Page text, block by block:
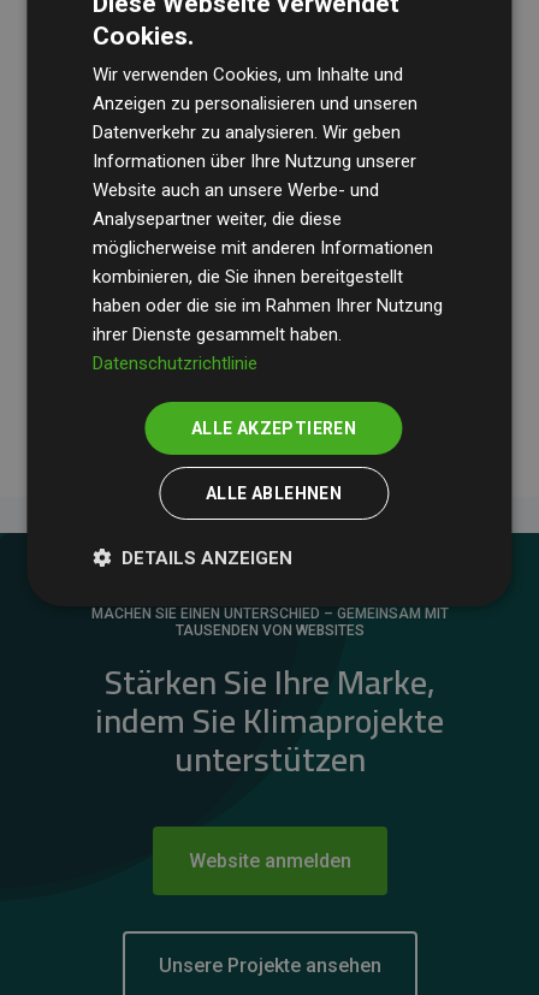
Die Wirtschaftsprüfungsgesellschaft BDOüberprüft
regelmäßig unsere Berechnungen und Methodik, um
Transparenz und Verlässlichkeit sicherzustellen.
Ihre Prüfungen belegen, dass unsere Investitionen in
Klimaschutzprojekte im Durchschnitt200 % der
geschätzten CO₂-Emissionender teilnehmenden
Websites kompensieren – ein klarer Nachweis für die
messbare Klimawirkung unseres Ansatzes.
MACHEN SIE EINEN UNTERSCHIED – GEMEINSAM MIT
TAUSENDEN VON WEBSITES
Stärken Sie Ihre Marke,
indem Sie Klimaprojekte
unterstützen
Website anmelden
Unsere Projekte ansehen
Cookies.
Wir verwenden Cookies, um Inhalte und
Anzeigen zu personalisieren und unseren
Datenverkehr zu analysieren. Wir geben
Informationen über Ihre Nutzung unserer
Website auch an unsere Werbe- und
Analysepartner weiter, die diese
möglicherweise mit anderen Informationen
kombinieren, die Sie ihnen bereitgestellt
haben oder die sie im Rahmen Ihrer Nutzung
ihrer Dienste gesammelt haben.
Datenschutzrichtlinie
ALLE AKZEPTIEREN
ALLE ABLEHNEN
DETAILS ANZEIGEN